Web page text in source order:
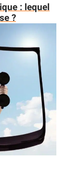
: lequel
?